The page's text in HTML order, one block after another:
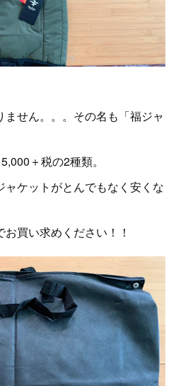
せん。。。その名も「福ジャ
＋税の2種類。
ケットがとんでもなく安くな
買い求めください！！